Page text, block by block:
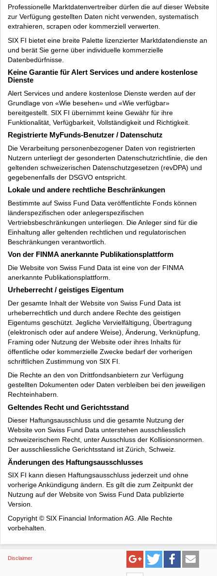
Professionelle Marktdatenvertreiber dürfen die auf dieser Website
zur Verfügung gestellten Daten nicht verwenden, systematisch
extrahieren, scrapen oder kommerziell verwerten.
SIX FI bietet eine breite Palette lizenzierter Marktdatendienste an
und berät Sie gerne über individuelle kommerzielle
Datenbedürfnisse.
Keine Garantie für Alert Services und andere kostenlose
Dienste
Alert Services und andere kostenlose Dienste werden auf der
Grundlage von «Wie besehen» und «Wie verfügbar»
bereitgestellt. SIX FI übernimmt keine Gewähr für ihre
Funktionalität, Verfügbarkeit, Vollständigkeit und Richtigkeit.
Registrierte MyFunds-Benutzer / Datenschutz
Die Verarbeitung personenbezogener Daten von registrierten
Nutzern unterliegt der gesonderten Datenschutzrichtlinie, die den
geltenden schweizerischen Datenschutzgesetzen (revDPA) und
gegebenenfalls der DSGVO entspricht.
Lokale und andere rechtliche Beschränkungen
Bestimmte auf Swiss Fund Data veröffentlichte Fonds können
länderspezifischen oder anlegerspezifischen
Vertriebsbeschränkungen unterliegen. Die Anleger sind für die
Einhaltung aller geltenden rechtlichen und regulatorischen
Beschränkungen verantwortlich.
Von der FINMA anerkannte Publikationsplattform
Die Website von Swiss Fund Data ist eine von der FINMA
anerkannte Publikationsplattform.
Urheberrecht / geistiges Eigentum
Der gesamte Inhalt der Website von Swiss Fund Data ist
urheberrechtlich und durch andere Rechte des geistigen
Eigentums geschützt. Jegliche Vervielfältigung, Übertragung
(elektronisch oder auf andere Weise), Änderung, Verknüpfung,
Framing oder Nutzung der Website oder ihres Inhalts für
öffentliche oder kommerzielle Zwecke bedarf der vorherigen
schriftlichen Zustimmung von SIX FI.
Die Rechte an den von Drittfondsanbietern zur Verfügung
gestellten Dokumenten oder Daten verbleiben bei den jeweiligen
Rechteinhabern.
Geltendes Recht und Gerichtsstand
Dieser Haftungsausschluss und die gesamte Nutzung der
Website von Swiss Fund Data unterstehen ausschliesslich
schweizerischem Recht, unter Ausschluss der Kollisionsnormen.
Der ausschliessliche Gerichtsstand ist Zürich, Schweiz.
Änderungen des Haftungsausschlusses
SIX FI kann diesen Haftungsausschluss jederzeit und ohne
vorherige Ankündigung ändern. Es gilt die zum Zeitpunkt der
Nutzung auf der Website von Swiss Fund Data publizierte
Version.
Copyright © SIX Financial Information AG. Alle Rechte
vorbehalten.
Disclaimer